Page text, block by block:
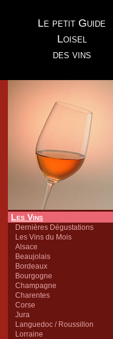
Le petit Guide
Loisel
des vins
Les Vins
Dernières Dégustations
Les Vins du Mois
Alsace
Beaujolais
Bordeaux
Bourgogne
Champagne
Charentes
Corse
Jura
Languedoc / Roussillon
Lorraine